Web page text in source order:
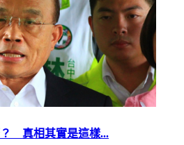
真相其實是這樣...